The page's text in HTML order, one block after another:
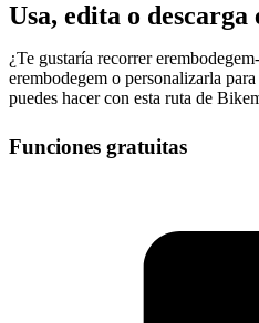
Usa, edita o
¿Te gustaría recorrer
erembodegem o personalizarla
puedes hacer con esta ruta de
Funciones gratuitas